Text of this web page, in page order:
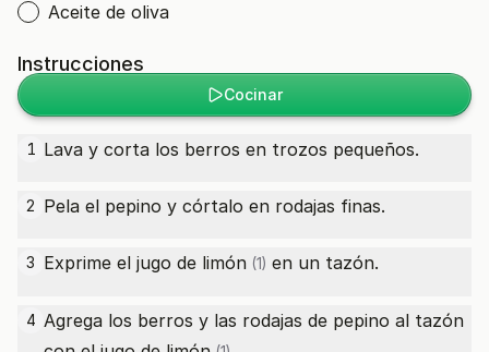
Aceite de oliva
Instrucciones
Cocinar
1 Lava y corta los berros en trozos pequeños.
2 Pela el pepino y córtalo en rodajas finas.
3 Exprime el jugo de limón (1) en un tazón.
4 Agrega los berros y las rodajas de pepino al tazón